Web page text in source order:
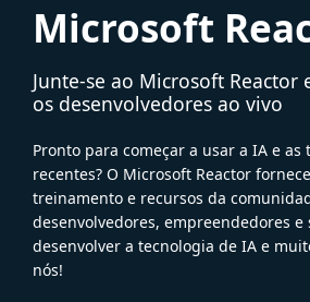
Microsoft
Junte-se ao Microsoft Reactor
os desenvolvedores ao vivo
Pronto para começar a usar a IA e as
recentes? O Microsoft Reactor
treinamento e recursos da
desenvolvedores, empreendedores e
desenvolver a tecnologia de IA e
nós!